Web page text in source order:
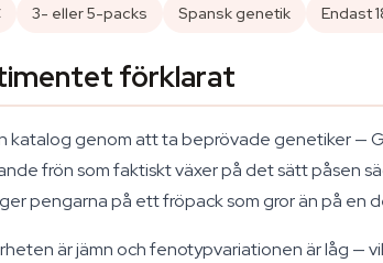
3- eller 5-packs Spansk genetik Endast
förklarat
katalog genom att ta beprövade genetiker —
frön som faktiskt växer på det sätt påsen
pengarna på ett fröpack som gror än på en
är jämn och fenotypvariationen är låg